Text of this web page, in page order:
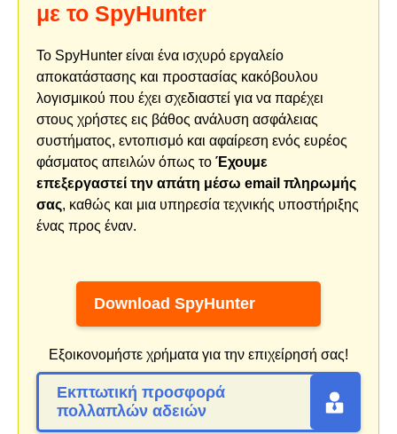
με το SpyHunter
Το SpyHunter είναι ένα ισχυρό εργαλείο
αποκατάστασης και προστασίας κακόβουλου
λογισμικού που έχει σχεδιαστεί για να παρέχει
στους χρήστες εις βάθος ανάλυση ασφάλειας
συστήματος, εντοπισμό και αφαίρεση ενός ευρέος
φάσματος απειλών όπως το Έχουμε
επεξεργαστεί την απάτη μέσω email πληρωμής
σας, καθώς και μια υπηρεσία τεχνικής υποστήριξης
ένας προς έναν.
Download SpyHunter
Εξοικονομήστε χρήματα για την επιχείρησή σας!
Εκπτωτική προσφορά
πολλαπλών αδειών